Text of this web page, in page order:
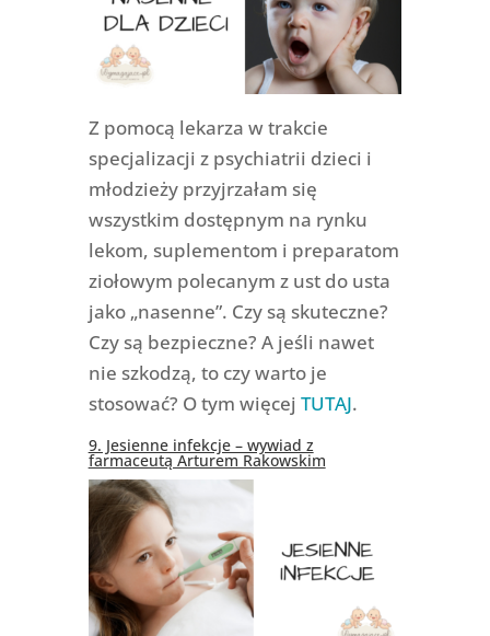
Z pomocą lekarza w trakcie
specjalizacji z psychiatrii dzieci i
młodzieży przyjrzałam się
wszystkim dostępnym na rynku
lekom, suplementom i preparatom
ziołowym polecanym z ust do usta
jako „nasenne”. Czy są skuteczne?
Czy są bezpieczne? A jeśli nawet
nie szkodzą, to czy warto je
stosować? O tym więcej TUTAJ.
9. Jesienne infekcje – wywiad z
farmaceutą Arturem Rakowskim